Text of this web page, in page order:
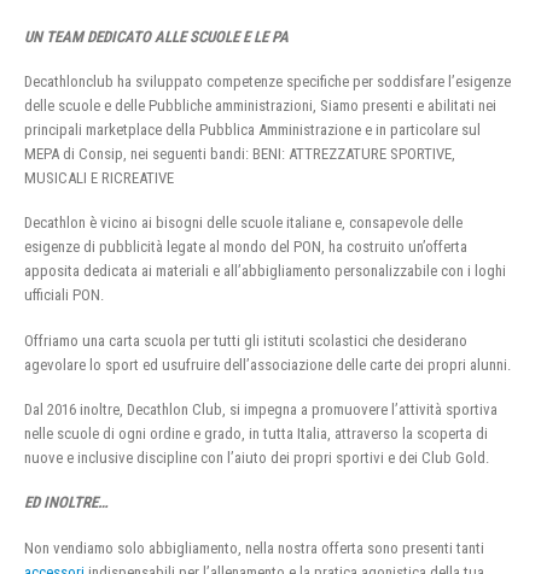
UN TEAM DEDICATO ALLE SCUOLE E LE PA
Decathlonclub ha sviluppato competenze specifiche per soddisfare l’esigenze
delle scuole e delle Pubbliche amministrazioni, Siamo presenti e abilitati nei
principali marketplace della Pubblica Amministrazione e in particolare sul
MEPA di Consip, nei seguenti bandi: BENI: ATTREZZATURE SPORTIVE,
MUSICALI E RICREATIVE
Decathlon è vicino ai bisogni delle scuole italiane e, consapevole delle
esigenze di pubblicità legate al mondo del PON, ha costruito un’offerta
apposita dedicata ai materiali e all’abbigliamento personalizzabile con i loghi
ufficiali PON.
Offriamo una carta scuola per tutti gli istituti scolastici che desiderano
agevolare lo sport ed usufruire dell’associazione delle carte dei propri alunni.
Dal 2016 inoltre, Decathlon Club, si impegna a promuovere l’attività sportiva
nelle scuole di ogni ordine e grado, in tutta Italia, attraverso la scoperta di
nuove e inclusive discipline con l’aiuto dei propri sportivi e dei Club Gold.
ED INOLTRE…
Non vendiamo solo abbigliamento, nella nostra offerta sono presenti tanti